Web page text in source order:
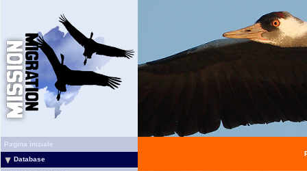
Pagina iniziale
Database